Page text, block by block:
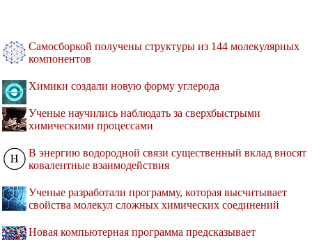
Самосборкой получены структуры из 144 молекулярных
компонентов
Химики создали новую форму углерода
Ученые научились наблюдать за сверхбыстрыми
химическими процессами
В энергию водородной связи существенный вклад вносят
ковалентные взаимодействия
Ученые разработали программу, которая высчитывает
свойства молекул сложных химических соединений
Новая компьютерная программа предсказывает